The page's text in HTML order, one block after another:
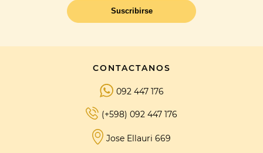
Suscribirse
CONTACTANOS
092 447 176
(+598) 092 447 176
Jose Ellauri 669